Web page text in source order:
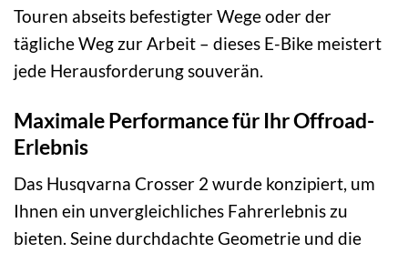
Touren abseits befestigter Wege oder der
tägliche Weg zur Arbeit – dieses E-Bike meistert
jede Herausforderung souverän.
Maximale Performance für Ihr Offroad-
Erlebnis
Das Husqvarna Crosser 2 wurde konzipiert, um
Ihnen ein unvergleichliches Fahrerlebnis zu
bieten. Seine durchdachte Geometrie und die